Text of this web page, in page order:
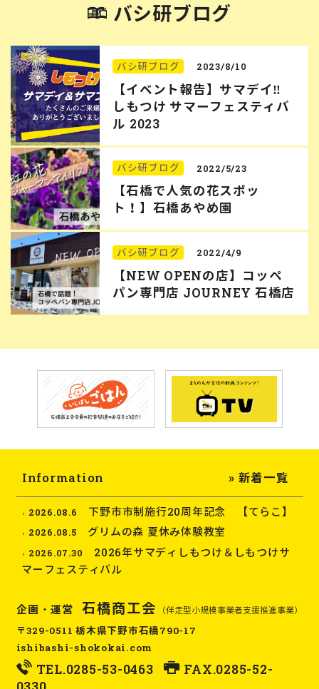
バシ研ブログ
バシ研ブログ 2023/8/10
【イベント報告】サマデイ‼︎
しもつけ サマーフェスティバ
ル 2023
バシ研ブログ 2022/5/23
【石橋で人気の花スポッ
ト！】石橋あやめ園
バシ研ブログ 2022/4/9
【NEW OPENの店】コッペ
パン専門店 JOURNEY 石橋店
Information » 新着一覧
2026.08.6 下野市市制施行20周年記念 【てらこ】
2026.08.5 グリムの森 夏休み体験教室
2026.07.30
2026年サマディしもつけ＆しもつけサ
マーフェスティバル
企画・運営 石橋商工会 （伴走型小規模事業者支援推進事業）
〒329-0511 栃木県下野市石橋790-17
ishibashi-shokokai.com
TEL.0285-53-0463
FAX.0285-52-